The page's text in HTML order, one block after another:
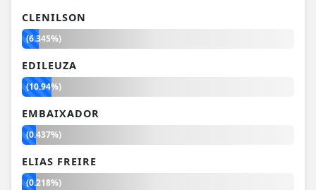
CLENILSON
(6.345%)
EDILEUZA
(10.94%)
EMBAIXADOR
(0.437%)
ELIAS FREIRE
(0.218%)